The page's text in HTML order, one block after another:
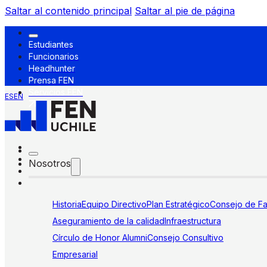
Saltar al contenido principal Saltar al pie de página
Estudiantes
Funcionarios
Headhunter
Prensa FEN
ESEN
Nosotros
HistoriaEquipo DirectivoPlan EstratégicoConsejo de
Aseguramiento de la calidadInfraestructura
Círculo de Honor AlumniConsejo Consultivo
Empresarial